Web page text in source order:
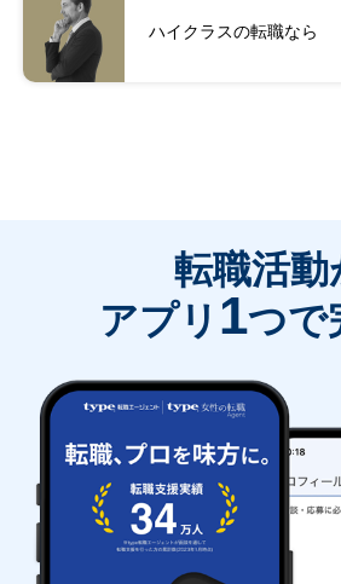
ハイクラスの転職なら
転職活動
アプリ 1つで